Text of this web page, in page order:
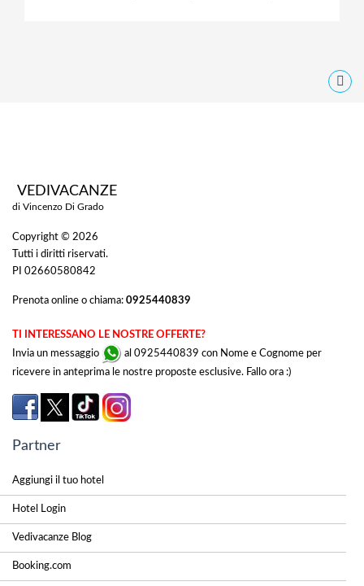
VEDIVACANZE
di Vincenzo Di Grado
Copyright © 2026
Tutti i diritti riservati.
PI 02660580842
Prenota online o chiama: 0925440839
TI INTERESSANO LE NOSTRE OFFERTE?
Invia un messaggio
al 0925440839 con Nome e Cognome per
ricevere in anteprima le nostre proposte esclusive. Fallo ora :)
Partner
Aggiungi il tuo hotel
Hotel Login
Vedivacanze Blog
Booking.com